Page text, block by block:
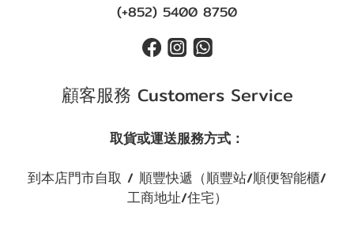
(+852) 5400 8750
顧客服務 Customers Service
取貨或運送服務方式：
到本店門市自取 / 順豐快遞（順豐站/順便智能櫃/
工商地址/住宅）